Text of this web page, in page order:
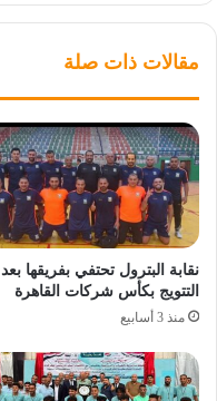
مقالات ذات صلة
نقابة البترول تحتفي بفريقها بعد
التتويج بكأس شركات القاهرة
منذ 3 أسابيع